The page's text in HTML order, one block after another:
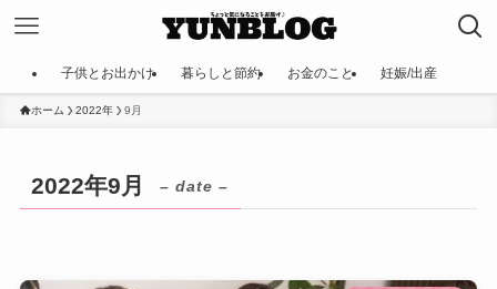
子供とお出かけ 暮らしと節約 お金のこと 妊娠/出産
ホーム 2022年 9月
2022年9月 – date –